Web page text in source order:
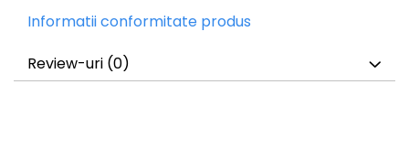
Informatii conformitate produs
Review-uri (0)